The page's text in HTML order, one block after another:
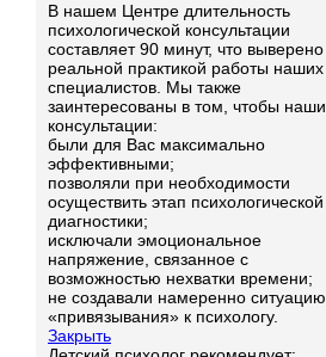
В нашем Центре длительность
психологической консультации
составляет 90 минут, что выверено
реальной практикой работы наших
специалистов. Мы также
заинтересованы в том, чтобы наши
консультации:
были для Вас максимально
эффективными;
позволяли при необходимости
осуществить этап психологической
диагностики;
исключали эмоциональное
напряжение, связанное с
возможностью нехватки времени;
не создавали намеренно ситуацию
«привязывания» к психологу.
Закрыть